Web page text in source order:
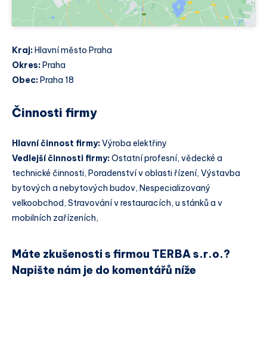
Kraj: Hlavní město Praha
Okres: Praha
Obec: Praha 18
Činnosti firmy
Hlavní činnost firmy:Výroba elektřiny
Vedlejší činnosti firmy:Ostatní profesní, vědecké a
technické činnosti, Poradenství v oblasti řízení, Výstavba
bytových a nebytových budov, Nespecializovaný
velkoobchod, Stravování v restauracích, u stánků a v
mobilních zařízeních,
Máte zkušenosti s firmou TERBA s.r.o.?
Napište nám je do komentářů níže